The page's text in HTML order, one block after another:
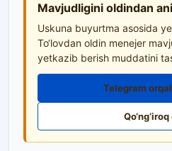
Mavjudligini oldindan
Uskuna buyurtma asosida
To‘lovdan oldin menejer
yetkazib berish muddatini
Telegram